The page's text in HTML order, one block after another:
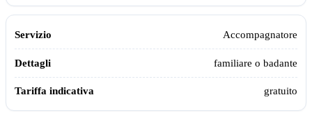
Accompagnatore
familiare o badante
gratuito